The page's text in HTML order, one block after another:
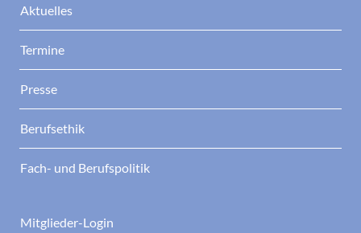
Aktuelles
Termine
Presse
Berufsethik
Fach- und Berufspolitik
Mitglieder-Login